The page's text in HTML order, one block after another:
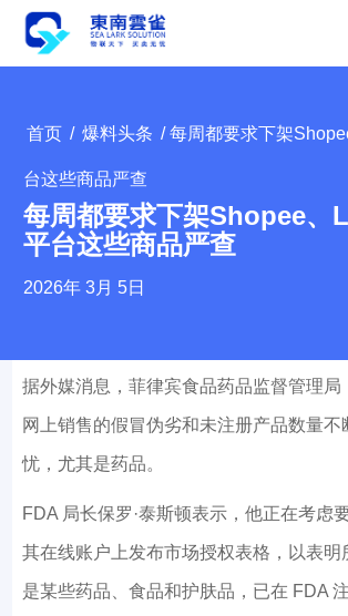
首页 / 爆料头条 / 每周都要求下架
台这些商品严查
每周都要求下架Shopee、
平台这些商品严查
2026年 3月 5日
据外媒消息，菲律宾食品药品监督管理局
网上销售的假冒伪劣和未注册产品数量不
忧，尤其是药品。
FDA 局长保罗·泰斯顿表示，他正在考虑
其在线账户上发布市场授权表格，以表明
是某些药品、食品和护肤品，已在 FDA 注